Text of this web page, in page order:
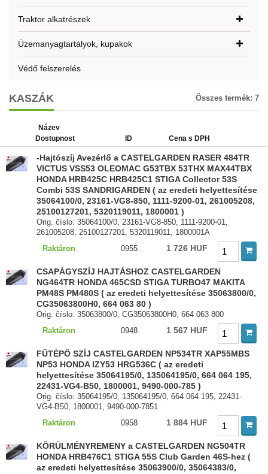
Traktor alkatrészek
Üzemanyagtartályok, kupakok
Védő felszerelés
KASZÁK Összes termék: 7
Název
Dostupnost
ID Cena s DPH
-Hajtószíj Avezérlő a CASTELGARDEN RASER 484TR
VICTUS VSS53 OLEOMAC G53TBX 53THX MAX44TBX
HONDA HRB425C HRB425C1 STIGA Collector 53S
Combi 53S SANDRIGARDEN ( az eredeti helyettesítése
35064100/0, 23161-VG8-850, 1111-9200-01, 261005208,
25100127201, 5320119011, 1800001 )
Orig. číslo: 35064100/0, 23161-VG8-850, 1111-9200-01,
261005208, 25100127201, 5320119011, 1800001A
Raktáron
0955 1 726 HUF
CSAPÁGYSZÍJ HAJTÁSHOZ CASTELGARDEN
NG464TR HONDA 465CSD STIGA TURBO47 MAKITA
PM48S PM480S ( az eredeti helyettesítése 35063800/0,
CG35063800H0, 664 063 80 )
Orig. číslo: 35063800/0, CG35063800H0, 664 063 800
Raktáron
0948 1 567 HUF
FŰTÉPŐ SZÍJ CASTELGARDEN NP534TR XAP55MBS
NP53 HONDA IZY53 HRG536C ( az eredeti
helyettesítése 35064195/0, 135064195/0, 664 064 195,
22431-VG4-B50, 1800001, 9490-000-785 )
Orig. číslo: 35064195/0, 135064195/0, 664 064 195, 22431-
VG4-B50, 1800001, 9490-000-7851
Raktáron
0958 1 884 HUF
KÖRÜLMÉNYREMENY a CASTELGARDEN NG504TR
HONDA HRB476C1 STIGA 55S Club Garden 46S-hez (
az eredeti helyettesítése 35063900/0, 35064383/0,